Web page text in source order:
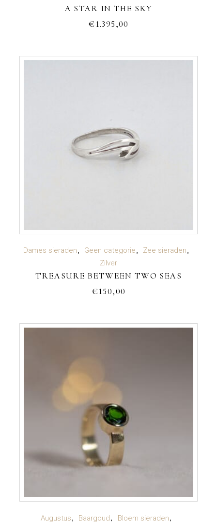
A STAR IN THE SKY
€ 1.395,00
TOEVOEGEN AAN WINKELWAGEN
Dames sieraden Geen categorie
Zee sieraden
Zilver
TREASURE BETWEEN TWO SEAS
€150,00
TOEVOEGEN AAN WINKELWAGEN
Augustus Baargoud
Bloem sieraden